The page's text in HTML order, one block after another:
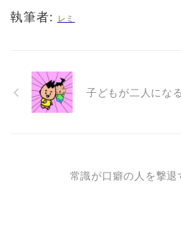
執筆者: レミ
子どもが二人にな
常識が口癖の人を撃退